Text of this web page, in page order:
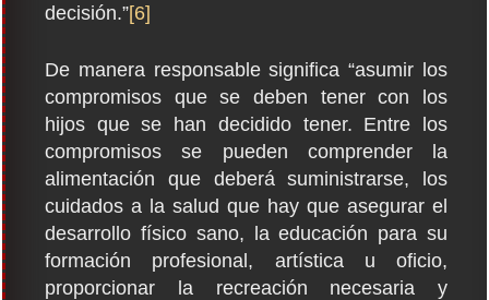
decisión.”[6]
De manera responsable significa “asumir los
compromisos que se deben tener con los
hijos que se han decidido tener. Entre los
compromisos se pueden comprender la
alimentación que deberá suministrarse, los
cuidados a la salud que hay que asegurar el
desarrollo físico sano, la educación para su
formación profesional, artística u oficio,
proporcionar la recreación necesaria y